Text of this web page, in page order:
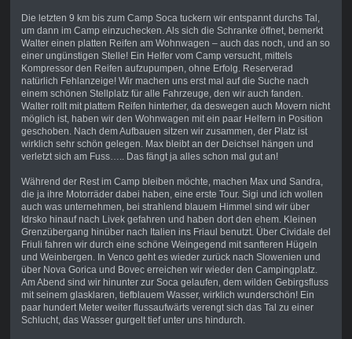
Die letzten 9 km bis zum Camp Soca tuckern wir entspannt durchs Tal,
um dann im Camp einzuchecken. Als sich die Schranke öffnet, bemerkt
Walter einen platten Reifen am Wohnwagen – auch das noch, und an so
einer ungünstigen Stelle! Ein Helfer vom Camp versucht, mittels
Kompressor den Reifen aufzupumpen, ohne Erfolg. Reserverad
natürlich Fehlanzeige! Wir machen uns erst mal auf die Suche nach
einem schönen Stellplatz für alle Fahrzeuge, den wir auch fanden.
Walter rollt mit plattem Reifen hinterher, da deswegen auch Movern nicht
möglich ist, haben wir den Wohnwagen mit ein paar Helfern in Position
geschoben. Nach dem Aufbauen sitzen wir zusammen, der Platz ist
wirklich sehr schön gelegen. Max bleibt an der Deichsel hängen und
verletzt sich am Fuss….. Das fängt ja alles schon mal gut an!
Während der Rest im Camp bleiben möchte, machen Max und Sandra,
die ja ihre Motorräder dabei haben, eine erste Tour. Sigi und ich wollen
auch was unternehmen, bei strahlend blauem Himmel sind wir über
Idrsko hinauf nach Livek gefahren und haben dort den ehem. Kleinen
Grenzübergang hinüber nach Italien ins Friaul benutzt. Über Cividale del
Friuli fahren wir durch eine schöne Weingegend mit sanfteren Hügeln
und Weinbergen. In Venco geht es wieder zurück nach Slowenien und
über Nova Gorica und Bovec erreichen wir wieder den Campingplatz.
Am Abend sind wir hinunter zur Soca gelaufen, dem wilden Gebirgsfluss
mit seinem glasklaren, tiefblauem Wasser, wirklich wunderschön! Ein
paar hundert Meter weiter flussaufwärts verengt sich das Tal zu einer
Schlucht, das Wasser gurgelt tief unter uns hindurch.